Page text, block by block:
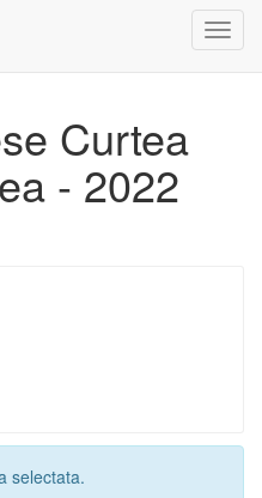
Curtea
- 2022
selectata.